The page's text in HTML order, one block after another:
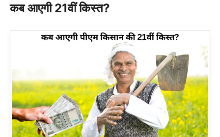
कब आएगी 21वीं किस्त?